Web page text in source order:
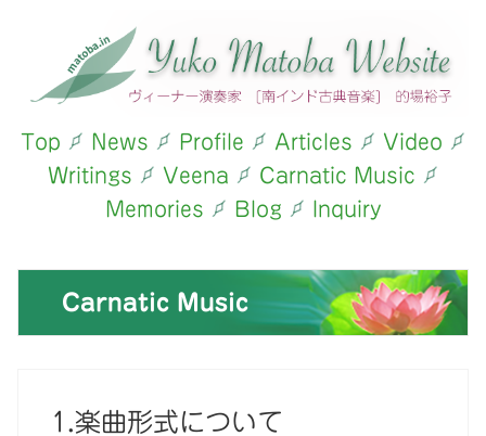
Top News Profile Articles
Video
Writings
Veena
Carnatic Music
Memories
Blog Inquiry
Carnatic Music
1.楽曲形式について